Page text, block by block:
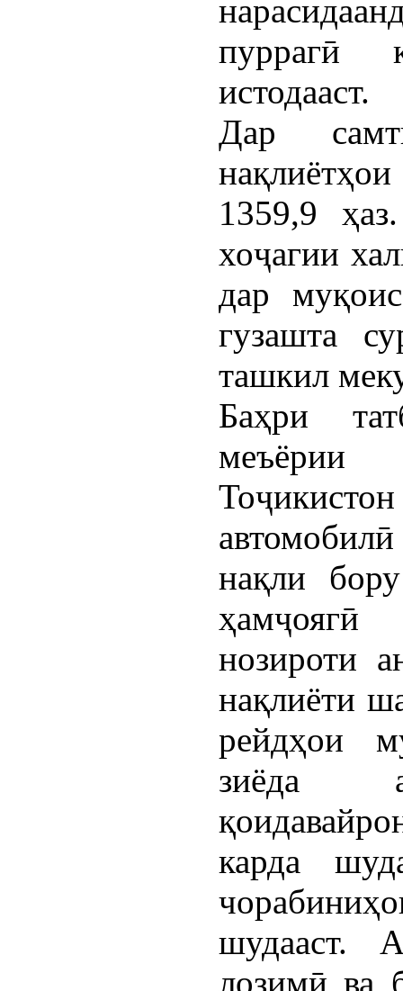
пуррагӣ
истодааст.
Дар
1359,9
хоҷагии
дар
гузашта
ташкил
Баҳри
нақли
нозироти
нақлиёти
рейдҳои
зиёда
карда
шудааст.
лозимӣ ва